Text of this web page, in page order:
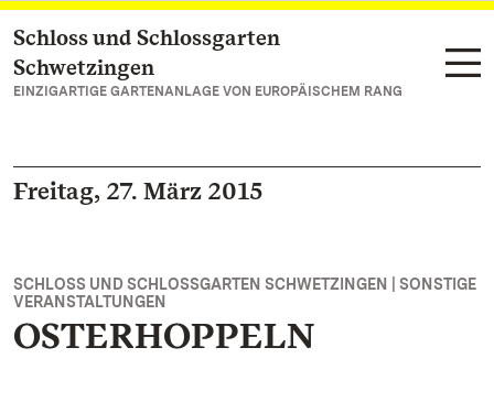
Zum Hauptinhalt springen
Schloss und Schlossgarten
Schwetzingen
EINZIGARTIGE GARTENANLAGE VON EUROPÄISCHEM RANG
Freitag, 27. März 2015
SCHLOSS UND SCHLOSSGARTEN SCHWETZINGEN | SONSTIGE
VERANSTALTUNGEN
OSTERHOPPELN